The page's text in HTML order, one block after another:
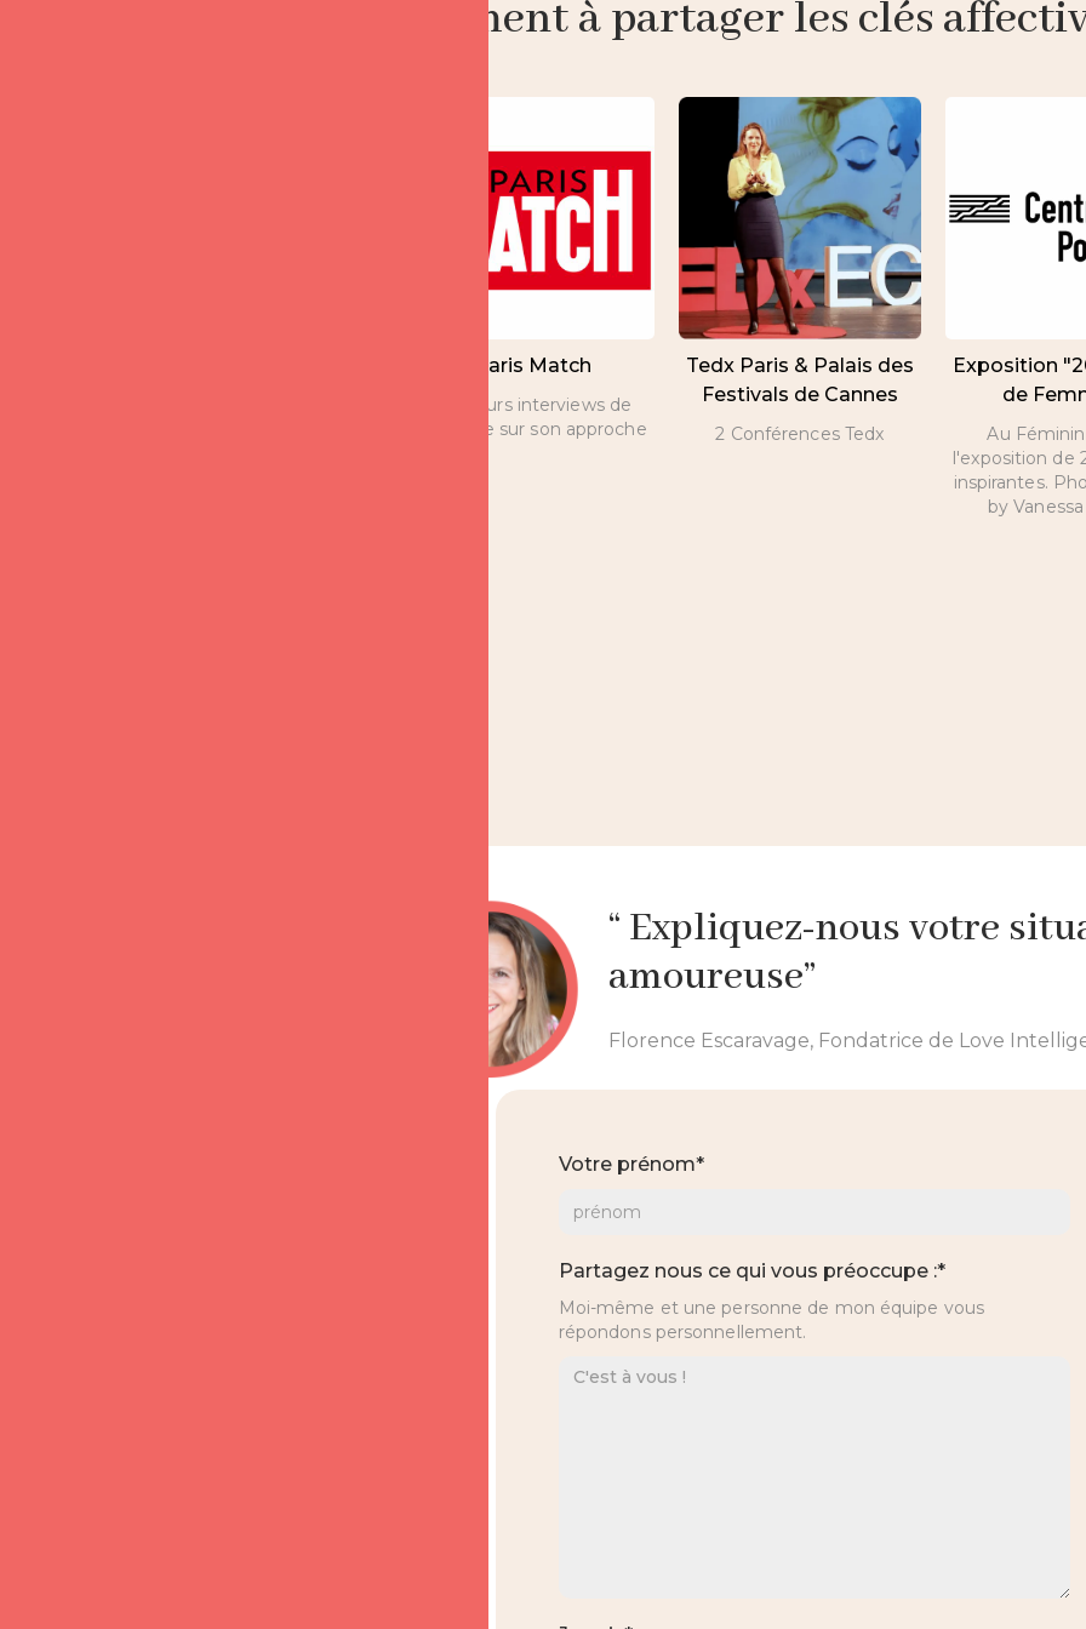
Notre engagement à partager les clés
Paris Match
Plusieurs interviews de
Florence sur son approche
Tedx Paris & Palais des
Festivals de Cannes
2 Conférences Tedx
Exposition
de
Au
l'exposition de
inspirantes.
by
“ Expliquez-nous votre
amoureuse”
Florence Escaravage, Fondatrice de Love
Votre prénom*
Partagez nous ce qui vous préoccupe :*
Moi-même et une personne de mon équipe vous
répondons personnellement.